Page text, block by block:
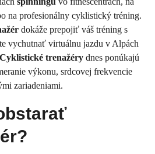
na profesionálny cyklistický tréning.
dokáže prepojiť váš tréning s
vychutnať virtuálnu jazdu v Alpách
Cyklistické trenažéry dnes ponúkajú
výkonu, srdcovej frekvencie
zariadeniami.